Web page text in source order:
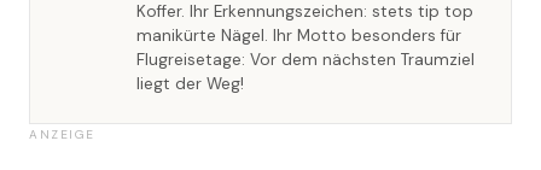
Koffer. Ihr Erkennungszeichen: stets tip top
manikürte Nägel. Ihr Motto besonders für
Flugreisetage: Vor dem nächsten Traumziel
liegt der Weg!
ANZEIGE